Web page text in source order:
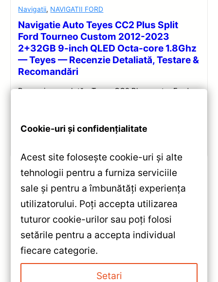
Navigatii, NAVIGATII FORD
Navigatie Auto Teyes CC2 Plus Split
Ford Tourneo Custom 2012-2023
2+32GB 9-inch QLED Octa-core 1.8Ghz
— Teyes — Recenzie Detaliată, Testare &
Recomandări
Recenzie completă a Teyes CC2 Plus pentru Ford
«Navigație Auto Teyes CC3L
(Toyota Camry 2014-2017, 10.2″
IPS, 2+32GB) — Păreri,
Caracteristici & Verdict
Navigație Auto Teyes CC3L 9″
IPS pentru Peugeot Boxer 2 —
Cookie-uri și confidențialitate
Acest site folosește cookie-uri și alte
tehnologii pentru a furniza serviciile
sale și pentru a îmbunătăți experiența
utilizatorului. Poți accepta utilizarea
tuturor cookie-urilor sau poți folosi
setările pentru a accepta individual
fiecare categorie.
Setari